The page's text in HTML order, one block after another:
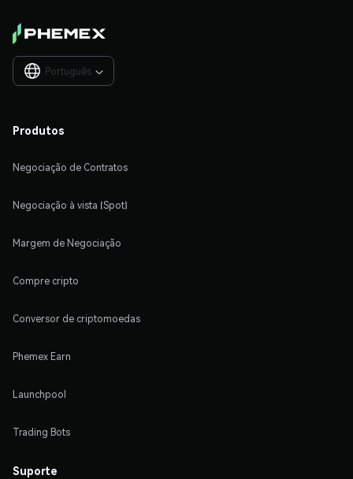
Português 
Produtos
Negociação de Contratos
Negociação à vista (Spot)
Margem de Negociação
Compre cripto
Conversor de criptomoedas
Phemex Earn
Launchpool
Trading Bots
Suporte